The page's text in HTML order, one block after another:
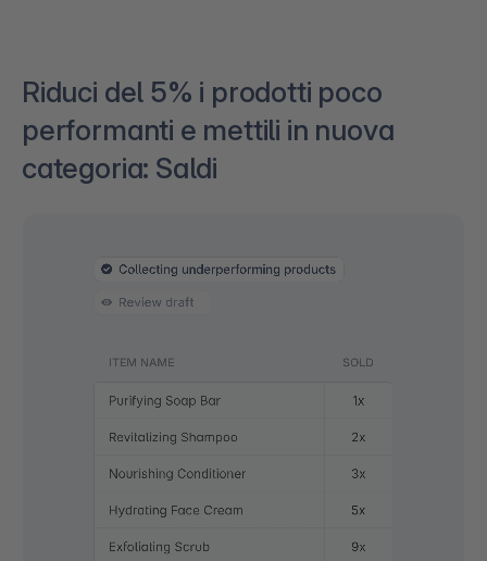
Riduci del 5% i prodotti poco
performanti e mettili in nuova
categoria: Saldi